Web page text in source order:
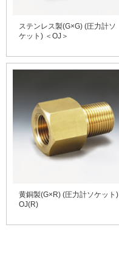
ステンレス製(G×G) (圧力計ソ
ケット) ＜OJ＞
黄銅製(G×R) (圧力計ソケット)
OJ(R)